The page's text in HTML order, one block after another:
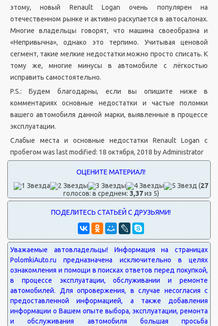
этому, новый Renault Logan очень популярен на
отечественном рынке и активно раскупается в автосалонах.
Многие владельцы говорят, что машина своеобразна и
«Непривычна», однако это терпимо. Учитывая ценовой
сегмент, такие мелкие недостатки можно просто списать. К
тому же, многие минусы в автомобиле с лёгкостью
исправить самостоятельно.
P.S.: Будем благодарны, если вы опишите ниже в
комментариях основные недостатки и частые поломки
вашего автомобиля данной марки, выявленные в процессе
эксплуатации.
Слабые места и основные недостатки Renault Logan с
пробегом was last modified: 18 октября, 2018 byAdministrator
(27
голосов: в среднем: 3,37из 5)